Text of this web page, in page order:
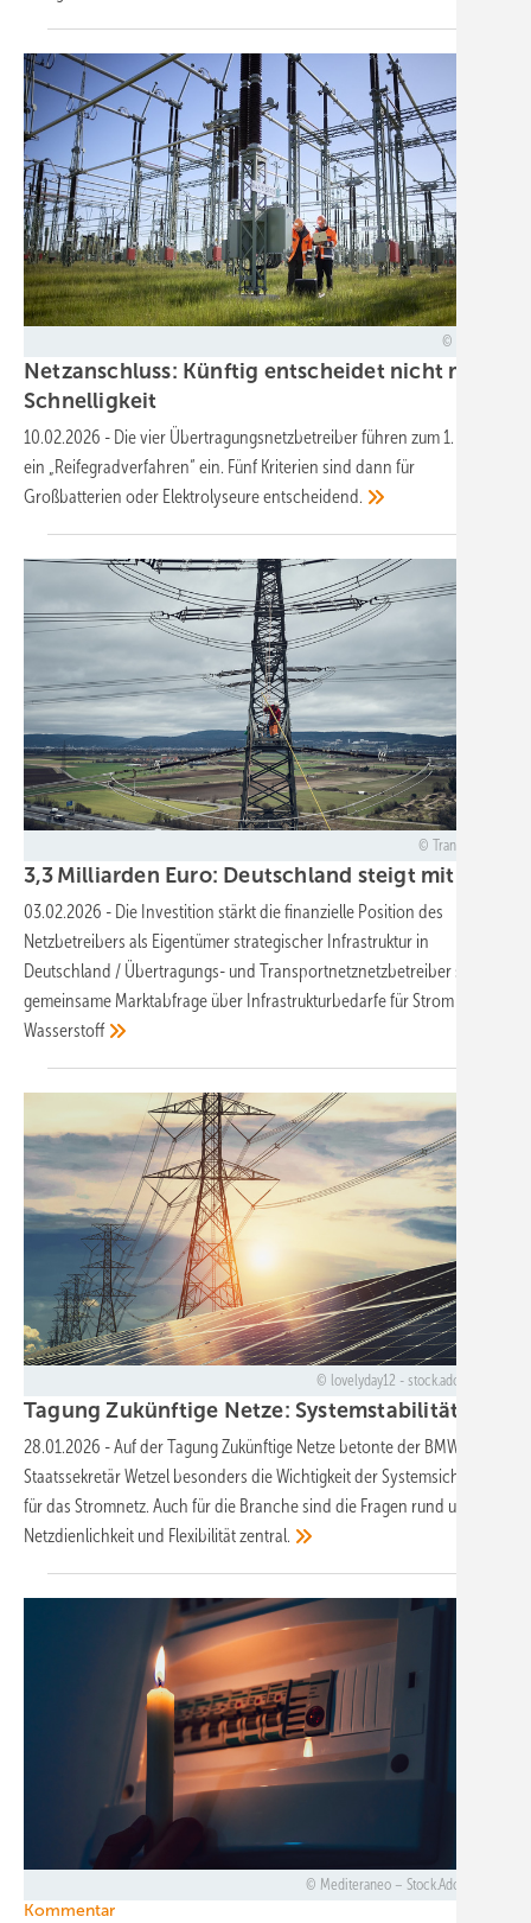
Netzanschluss: Künftig entscheidet nicht mehr
Schnelligkeit
10.02.2026 - Die vier Übertragungsnetzbetreiber führen zum 1. April
ein „Reifegradverfahren“ ein. Fünf Kriterien sind dann für
Großbatterien oder Elektrolyseureentscheidend.
Transnet BW
3,3 Milliarden Euro: Deutschland steigt mit 25,1
03.02.2026 - Die Investition stärkt die finanzielle Position des
Netzbetreibers als Eigentümer strategischer Infrastruktur in
Deutschland / Übertragungs- und Transportnetznetzbetreiber starten
gemeinsame Marktabfrage über Infrastrukturbedarfe für Strom und
Wasserstoff
lovelyday12 - stock.adobe.com
Tagung Zukünftige Netze: Systemstabilität und
28.01.2026 -Auf der Tagung Zukünftige Netze betonte der BMWE-
Staatssekretär Wetzel besonders die Wichtigkeit der Systemsicherheit
für das Stromnetz. Auch für die Branche sind die Fragen rund um
Netzdienlichkeit und Flexibilitätzentral.
Mediteraneo – Stock.Adobe.com
Kommentar